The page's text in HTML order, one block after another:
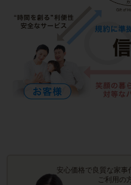
安心価格で良質な家事
ご利用の